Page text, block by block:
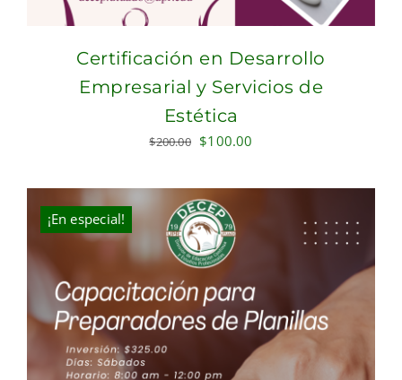
Certificación en Desarrollo
Empresarial y Servicios de
Estética
$200.00 Original
was:
$200.00.
$100.00
is:
¡En especial!